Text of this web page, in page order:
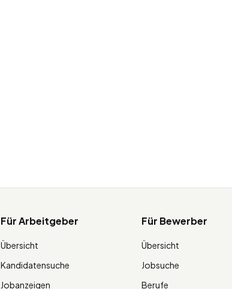
Für Arbeitgeber
Übersicht
Kandidatensuche
Jobanzeigen
Für Bewerber
Übersicht
Jobsuche
Berufe